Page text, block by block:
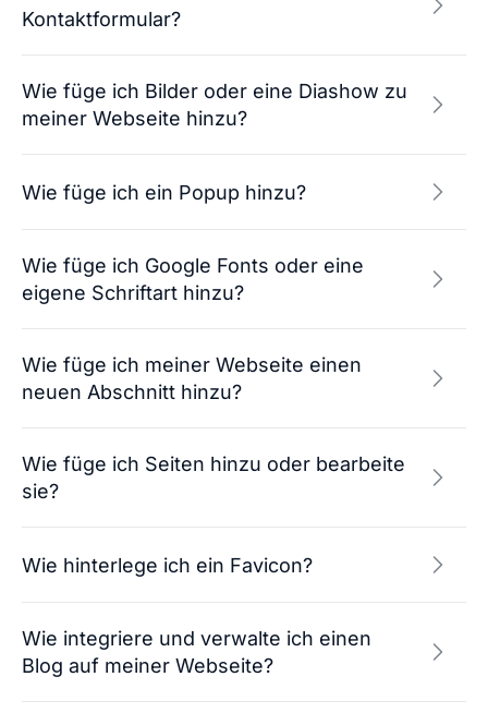
Kontaktformular?
Wie füge ich Bilder oder eine Diashow zu
meiner Webseite hinzu?
Wie füge ich ein Popup hinzu?
Wie füge ich Google Fonts oder eine
eigene Schriftart hinzu?
Wie füge ich meiner Webseite einen
neuen Abschnitt hinzu?
Wie füge ich Seiten hinzu oder bearbeite
sie?
Wie hinterlege ich ein Favicon?
Wie integriere und verwalte ich einen
Blog auf meiner Webseite?